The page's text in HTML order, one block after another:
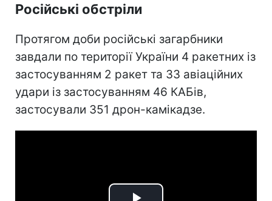
Російські обстріли
Протягом доби російські загарбники
завдали по території України 4 ракетних із
застосуванням 2 ракет та 33 авіаційних
удари із застосуванням 46 КАБів,
застосували 351 дрон-камікадзе.